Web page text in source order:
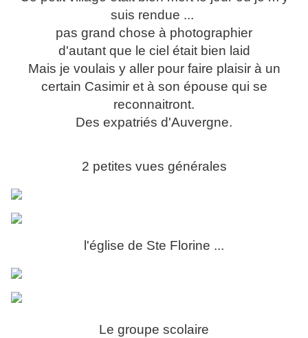
suis rendue ...
pas grand chose à photographier
d'autant que le ciel était bien laid
Mais je voulais y aller pour faire plaisir à un
certain Casimir et à son épouse qui se
reconnaitront.
Des expatriés d'Auvergne.
2 petites vues générales
l'église de Ste Florine ...
Le groupe scolaire